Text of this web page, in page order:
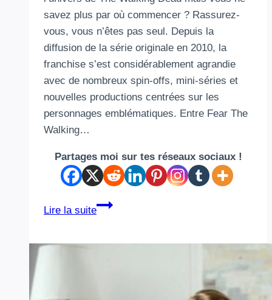
savez plus par où commencer ? Rassurez-
vous, vous n’êtes pas seul. Depuis la
diffusion de la série originale en 2010, la
franchise s’est considérablement agrandie
avec de nombreux spin-offs, mini-séries et
nouvelles productions centrées sur les
personnages emblématiques. Entre Fear The
Walking…
Partages moi sur tes réseaux sociaux !
Lire la suite
Chronologie